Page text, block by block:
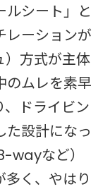
ルシート」と
レーションが
）方式が主体
のムレを素早
、ドライビン
た設計になっ
wayなど）
多く、やはり